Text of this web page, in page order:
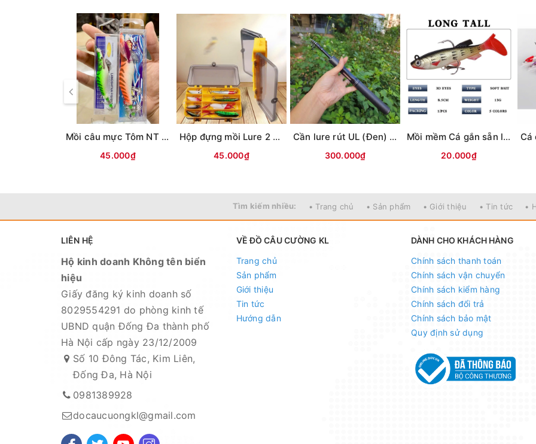
Mồi câu mực Tôm NT ( Lưng vằn )
45.000₫
Hộp đựng mồi Lure 2 mặt KM01 (18x10x5cm)
45.000₫
Cần lure rút UL (Đen) MAX TYSPORT(Thu30cm)
300.000₫
Mồi mềm Cá gắn sẵn lưỡi (8.5cm-13g) Vỏ trong
20.000₫
Tìm kiếm nhiều: • Trang chủ • Sản phẩm • Giới thiệu • Tin tức •
LIÊN HỆ
Hộ kinh doanh Không tên biển
hiệu
Giấy đăng ký kinh doanh số
8029554291 do phòng kinh tế
UBND quận Đống Đa thành phố
Hà Nội cấp ngày 23/12/2009
Số 10 Đông Tác, Kim Liên,
Đống Đa, Hà Nội
0981389928
docaucuongkl@gmail.com
VỀ ĐỒ CÂU CƯỜNG KL
Trang chủ
Sản phẩm
Giới thiệu
Tin tức
Hướng dẫn
DÀNH CHO KHÁCH HÀNG
Chính sách thanh toán
Chính sách vận chuyển
Chính sách kiểm hàng
Chính sách đổi trả
Chính sách bảo mật
Quy định sử dụng